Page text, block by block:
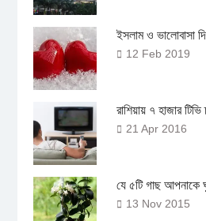
ইসলাম ও ভালোবাসা
12 Feb 2019
রাশিয়ায় ৭ হাজার টিভি
21 Apr 2016
যে ৫টি গাছ আপনাকে
13 Nov 2015